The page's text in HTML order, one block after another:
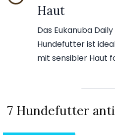
Haut
Das Eukanuba
Hundefutter ist
mit sensibler Haut
7 Hundefutter